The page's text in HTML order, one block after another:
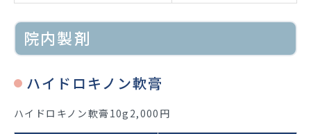
院内製剤
ハイドロキノン軟膏
ハイドロキノン軟膏10g2,000円